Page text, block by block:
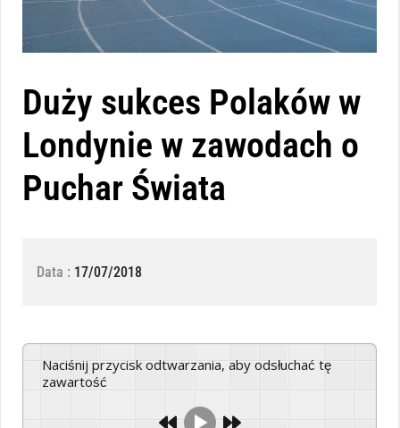
Duży sukces Polaków w
Londynie w zawodach o
Puchar Świata
Data : 17/07/2018
Naciśnij przycisk odtwarzania, aby odsłuchać tę
zawartość